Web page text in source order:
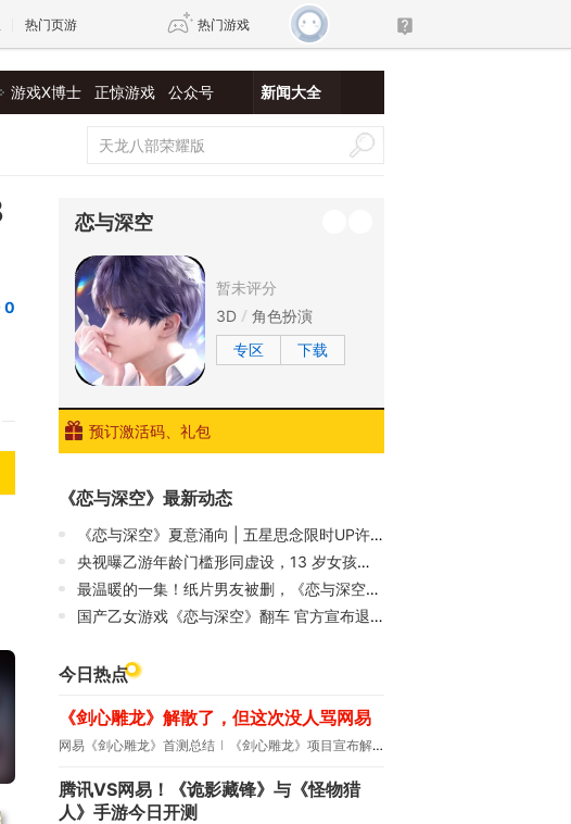
热门页游 热门游戏
王权与自由 诛仙世界 新仙侠5
游戏X博士 正惊游戏 公众号 新闻大全
0
恋与深空
暂未评分
3D
角色扮演
专区
下载
预订激活码、礼包
《恋与深空》最新动态
《恋与深空》夏意涌向 | 五星思念限时UP许愿及福利活跃活动即将开启
央视曝乙游年龄门槛形同虚设，13 岁女孩为游戏狂刷 3 万元
最温暖的一集！纸片男友被删，《恋与深空》玩家反手定制成情趣玩具
国产乙女游戏《恋与深空》翻车 官方宣布退展
今日热点
《剑心雕龙》解散了，但这次没人骂网易
网易《剑心雕龙》首测总结 《剑心雕龙》项目宣布解散
腾讯VS网易！《诡影藏锋》与《怪物猎
人》手游今日开测